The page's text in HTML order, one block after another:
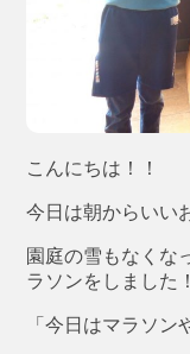
こんにちは！！
今日は朝からいい
園庭の雪もなくな
ラソンをしました！
「今日はマラソン